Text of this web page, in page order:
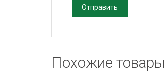
Похожие товары